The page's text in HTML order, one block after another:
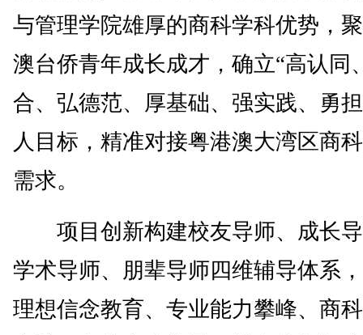
与管理学院雄厚的商科学科优势，
澳台侨青年成长成才，确立“高认同
合、弘德范、厚基础、强实践、勇
人目标，精准对接粤港澳大湾区商
需求。
项目创新构建校友导师、成长
学术导师、朋辈导师四维辅导体系
理想信念教育、专业能力攀峰、商